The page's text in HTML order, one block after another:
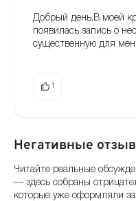
Добрый день.В моей
появилась запись о
существенную для
1
Негативные
Читайте реальные
— здесь собраны
которые уже оформляли